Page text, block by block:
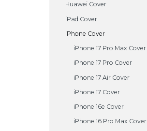
Huawei Cover
iPad Cover
iPhone Cover
iPhone 17 Pro Max Cover
iPhone 17 Pro Cover
iPhone 17 Air Cover
iPhone 17 Cover
iPhone 16e Cover
iPhone 16 Pro Max Cover